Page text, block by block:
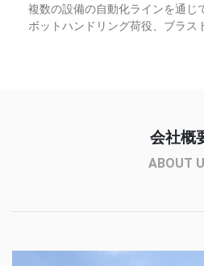
複数の設備の自動化ラインを通じ
ボットハンドリング荷役、ブラス
会社概
ABOUT